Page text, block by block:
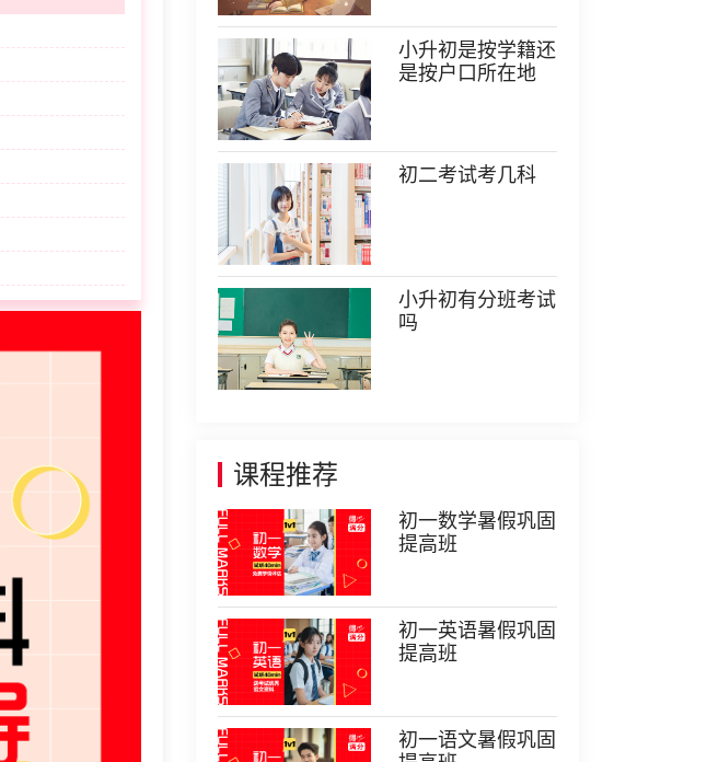
小升初是按学籍还
是按户口所在地
初二考试考几科
小升初有分班考试
吗
课程推荐
初一数学暑假巩固
提高班
初一英语暑假巩固
提高班
初一语文暑假巩固